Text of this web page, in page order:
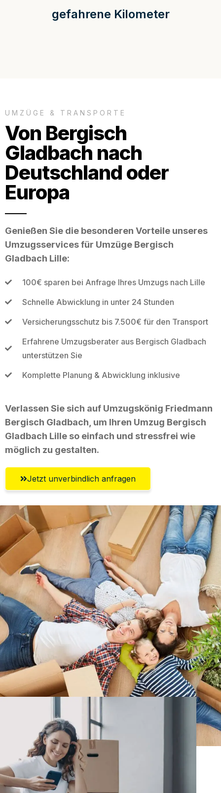
gefahrene Kilometer
UMZÜGE & TRANSPORTE
Von Bergisch
Gladbach nach
Deutschland oder
Europa
Genießen Sie die besonderen Vorteile unseres
Umzugsservices für Umzüge Bergisch
Gladbach Lille:
100€ sparen bei Anfrage Ihres Umzugs nach Lille
Schnelle Abwicklung in unter 24 Stunden
Versicherungsschutz bis 7.500€ für den Transport
Erfahrene Umzugsberater aus Bergisch Gladbach
unterstützen Sie
Komplette Planung & Abwicklung inklusive
Verlassen Sie sich auf Umzugskönig Friedmann
Bergisch Gladbach, um Ihren Umzug Bergisch
Gladbach Lille so einfach und stressfrei wie
möglich zu gestalten.
Jetzt unverbindlich anfragen